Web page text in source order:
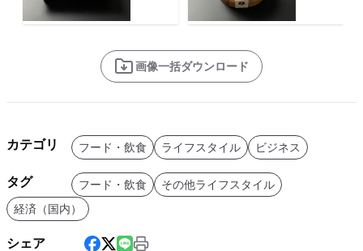
画像一括ダウンロード
カテゴリ フード・飲食 ライフスタイル ビジネス
タグ フード・飲食
その他ライフスタイル
経済（国内）
シェア